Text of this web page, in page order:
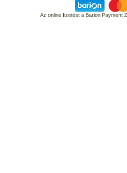
Az online fizetést a Barion Payment